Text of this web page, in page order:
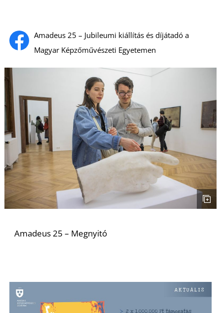
Amadeus 25 – Jubileumi kiállítás és díjátadó a
Magyar Képzőművészeti Egyetemen
Amadeus 25 – Megnyitó